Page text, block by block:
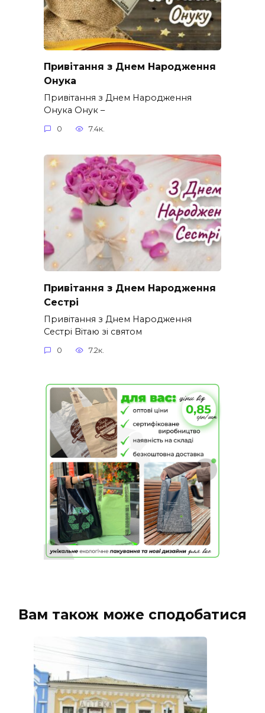
Привітання з Днем Народження
Онука
Привітання з Днем Народження
Онука Онук –
0 7.4к.
Привітання з Днем Народження
Сестрі
Привітання з Днем Народження
Сестрі Вітаю зі святом
0 7.2к.
Вам також може сподобатися